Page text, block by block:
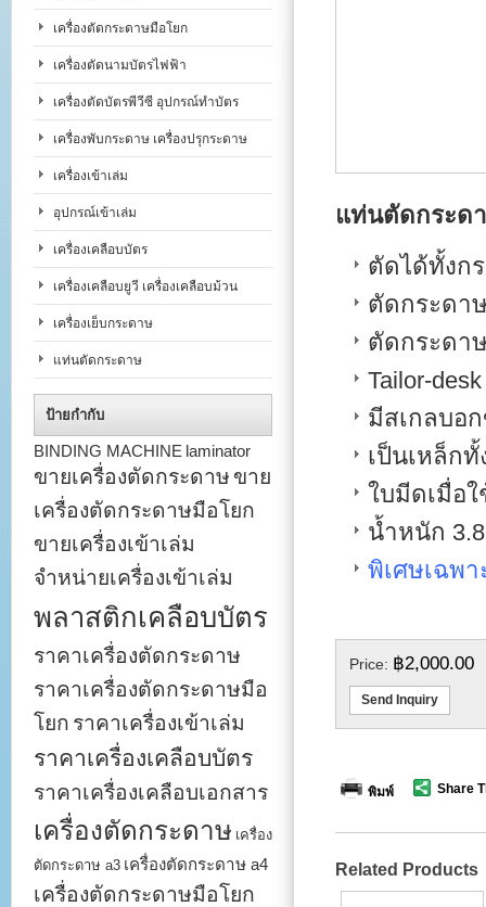
แท่นตัดกระดา
ตัดได้ทั้งก
ตัดกระดา
ตัดกระดา
Tailor-
มีสเกลบอ
เป็นเหล็ก
ใบมีดเมื่อ
น้ำหนัก
พิเศษเฉพ
Price: ฿2,000.00
Send Inquiry
พิมพ์ Share
Related Products
เครื่องตัดกระดาษมือโยก
เครื่องตัดนามบัตรไฟฟ้า
เครื่องตัดบัตรพีวีซี อุปกรณ์ทำบัตร
เครื่องพับกระดาษ เครื่องปรุกระดาษ
เครื่องเข้าเล่ม
อุปกรณ์เข้าเล่ม
เครื่องเคลือบบัตร
เครื่องเคลือบยูวี เครื่องเคลือบม้วน
เครื่องเย็บกระดาษ
แท่นตัดกระดาษ
ป้ายกำกับ
BINDING MACHINE laminator
ขายเครื่องตัดกระดาษ ขาย
เครื่องตัดกระดาษมือโยก
ขายเครื่องเข้าเล่ม
จำหน่ายเครื่องเข้าเล่ม
พลาสติกเคลือบบัตร
ราคาเครื่องตัดกระดาษ
ราคาเครื่องตัดกระดาษมือ
โยก ราคาเครื่องเข้าเล่ม
ราคาเครื่องเคลือบบัตร
ราคาเครื่องเคลือบเอกสาร
เครื่องตัดกระดาษ เครื่อง
ตัดกระดาษ a3 เครื่องตัดกระดาษ a4
เครื่องตัดกระดาษมือโยก